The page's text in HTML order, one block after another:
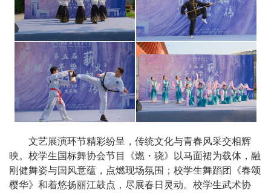
文艺展演环节精彩纷呈，传统文化与青春风采交相辉
映。校学生国标舞协会节目《燃・骁》以马面裙为载体，融
刚健舞姿与国风意蕴，点燃现场氛围；校学生舞蹈团《春颂
樱华》和着悠扬丽江鼓点，尽展春日灵动。校学生武术协